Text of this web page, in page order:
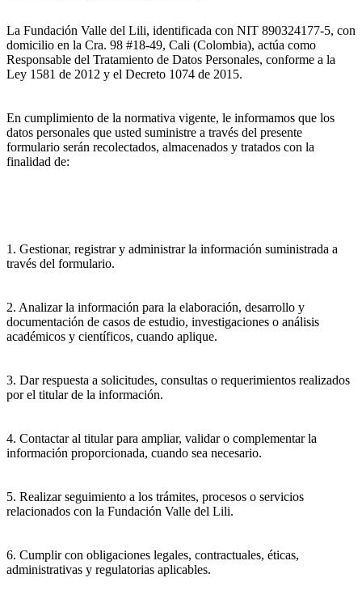
La Fundación Valle del Lili, identificada con NIT 890324177-5, con
domicilio en la Cra. 98 #18-49, Cali (Colombia), actúa como
Responsable del Tratamiento de Datos Personales, conforme a la
Ley 1581 de 2012 y el Decreto 1074 de 2015.
En cumplimiento de la normativa vigente, le informamos que los
datos personales que usted suministre a través del presente
formulario serán recolectados, almacenados y tratados con la
finalidad de:
1. Gestionar, registrar y administrar la información suministrada a
través del formulario.
2. Analizar la información para la elaboración, desarrollo y
documentación de casos de estudio, investigaciones o análisis
académicos y científicos, cuando aplique.
3. Dar respuesta a solicitudes, consultas o requerimientos realizados
por el titular de la información.
4. Contactar al titular para ampliar, validar o complementar la
información proporcionada, cuando sea necesario.
5. Realizar seguimiento a los trámites, procesos o servicios
relacionados con la Fundación Valle del Lili.
6. Cumplir con obligaciones legales, contractuales, éticas,
administrativas y regulatorias aplicables.